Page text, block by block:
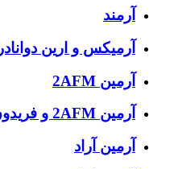
آرمند
آرمیکس و ارین دوانادرا
آرمین 2AFM
آرمین 2AFM و فریدون آسرایی
آرمین آراد